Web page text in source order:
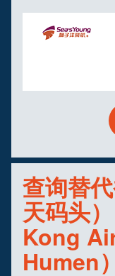
查询替
天码头
Kong
Humen